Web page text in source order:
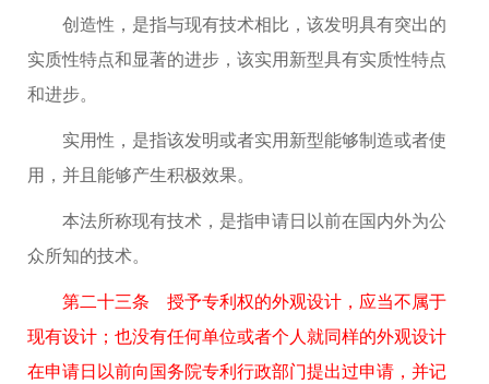
创造性，是指与现有技术相比，该发明具有突出的
实质性特点和显著的进步，该实用新型具有实质性特点
和进步。
实用性，是指该发明或者实用新型能够制造或者使
用，并且能够产生积极效果。
本法所称现有技术，是指申请日以前在国内外为公
众所知的技术。
第二十三条 授予专利权的外观设计，应当不属于
现有设计；也没有任何单位或者个人就同样的外观设计
在申请日以前向国务院专利行政部门提出过申请，并记